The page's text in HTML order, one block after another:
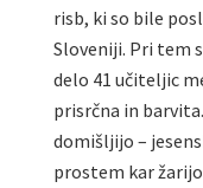
risb, ki so bile
Sloveniji. Pri tem
delo 41 učiteljic
prisrčna in
domišljijo –
prostem kar